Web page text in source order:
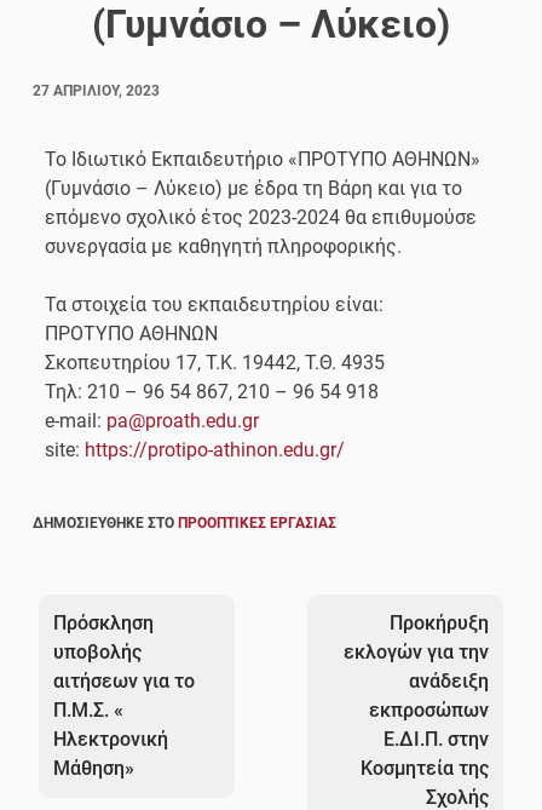
(Γυμνάσιο – Λύκειο)
27 ΑΠΡΙΛΊΟΥ, 2023
Το Ιδιωτικό Εκπαιδευτήριο «ΠΡΟΤΥΠΟ ΑΘΗΝΩΝ»
(Γυμνάσιο – Λύκειο) με έδρα τη Βάρη και για το
επόμενο σχολικό έτος 2023-2024 θα επιθυμούσε
συνεργασία με καθηγητή πληροφορικής.
Τα στοιχεία του εκπαιδευτηρίου είναι:
ΠΡΟΤΥΠΟ ΑΘΗΝΩΝ
Σκοπευτηρίου 17, Τ.Κ. 19442, Τ.Θ. 4935
Τηλ: 210 – 96 54 867, 210 – 96 54 918
e-mail: pa@proath.edu.gr
site: https://protipo-athinon.edu.gr/
ΔΗΜΟΣΙΕΎΘΗΚΕ ΣΤΟΠΡΟΟΠΤΙΚΈΣ ΕΡΓΑΣΊΑΣ
άρθρων
Πρόσκληση
υποβολής
αιτήσεων για το
Π.Μ.Σ. «
Ηλεκτρονική
Μάθηση»
Προκήρυξη
εκλογών για την
ανάδειξη
εκπροσώπων
Ε.ΔΙ.Π. στην
Κοσμητεία της
Σχολής